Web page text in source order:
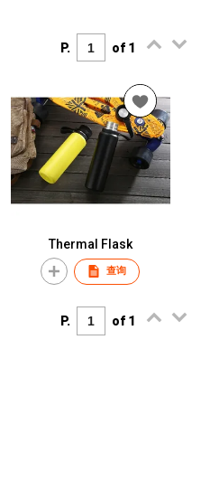
P. of 1
Thermal Flask
查询
P. of 1